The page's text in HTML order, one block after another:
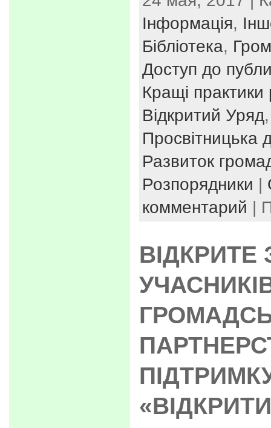
Інформація,
Бібліотека,
Доступ до
Кращі практики
Відкритий Уряд
Просвітницька
Развиток
Розпорядники |
комментарий |